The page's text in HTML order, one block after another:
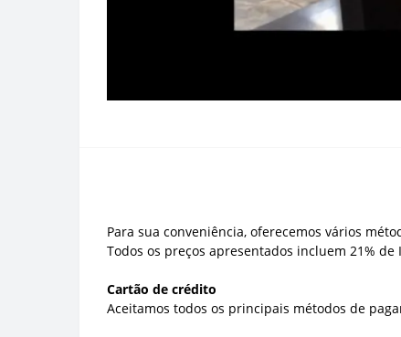
Para sua conveniência, oferecemos vários
Todos os preços apresentados incluem 21%
Cartão de crédito
Aceitamos todos os principais métodos de